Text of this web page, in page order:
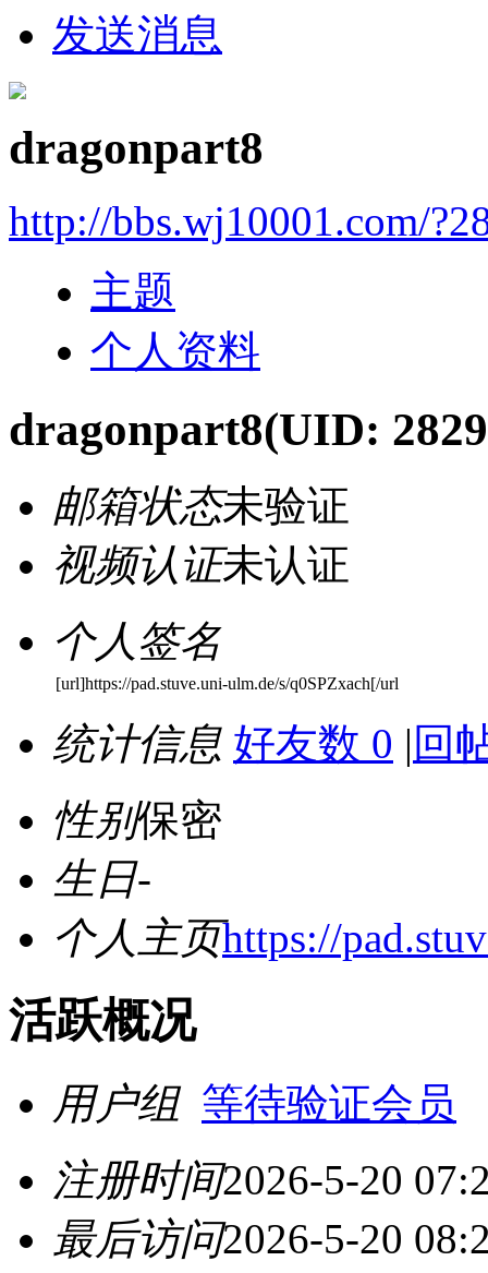
发送消息
dragonpart8
http://bbs.wj10001.com/
主题
个人资料
dragonpart8(UID:
邮箱状态未验证
视频认证未认证
个人签名
[url]https://pad.stuve.uni-ulm.de/s/q0SPZxach[/url
统计信息 好友数 0 | 回
性别保密
生日-
个人主页https://
活跃概况
用户组 等待验证会员
注册时间2026-5-20
最后访问2026-5-20